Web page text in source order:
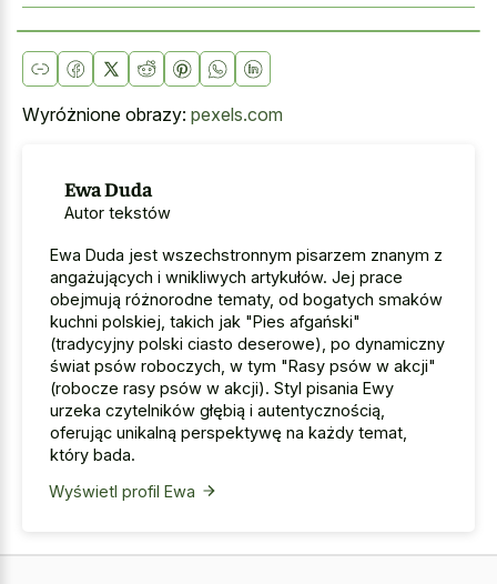
Wyróżnione obrazy: pexels.com
Ewa Duda
Autor tekstów
Ewa Duda jest wszechstronnym pisarzem znanym z
angażujących i wnikliwych artykułów. Jej prace
obejmują różnorodne tematy, od bogatych smaków
kuchni polskiej, takich jak "Pies afgański"
(tradycyjny polski ciasto deserowe), po dynamiczny
świat psów roboczych, w tym "Rasy psów w akcji"
(robocze rasy psów w akcji). Styl pisania Ewy
urzeka czytelników głębią i autentycznością,
oferując unikalną perspektywę na każdy temat,
który bada.
Wyświetl profil Ewa